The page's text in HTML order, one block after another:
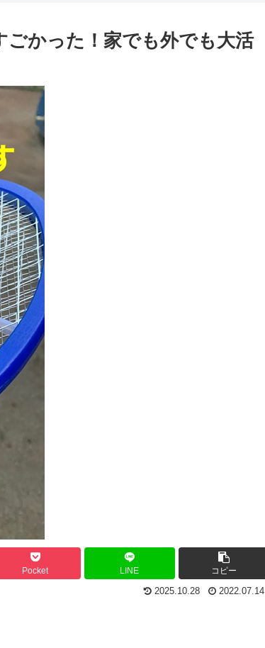
ごかった！家でも外でも大活
Pocket LINE コピー
2025.10.28 2022.07.14